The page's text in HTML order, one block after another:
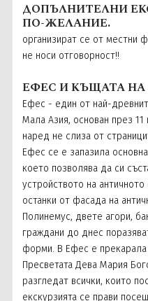
ДОПЪЛНИТЕЛНИ
ПО-ЖЕЛАНИЕ.
организират се от местни
не носи отговорност!!
ЕФЕС И КЪЩАТА
Ефес - един от най-
Мала Азия, основан през 11
наред не слиза от
Ефес се е запазила
което позволява да си
устройството на
останки от фасада на
Полинемус, двете агори,
граждани до днес
форми. В Ефес е
Пресветата Дева Мария
разгледат всички, които
екскурзията се прави